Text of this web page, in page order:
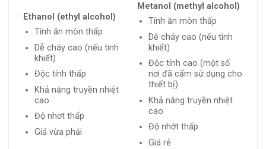
Ethanol (ethyl alcohol)
Tính ăn mòn thấp
Dễ cháy cao (nếu tinh
khiết)
Độc tính thấp
Khả năng truyền nhiệt
cao
Độ nhơt thấp
Giá vừa phải
Metanol (methyl alcohol)
Tính ăn mòn thấp
Dễ cháy cao (nếu tinh
khiết)
Độc tính cao (một số
nơi đã cấm sử dụng cho
thiết bị)
Khả năng truyền nhiệt
cao
Độ nhớt thấp
Giá rẻ